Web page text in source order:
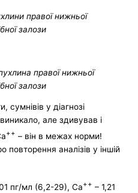
правої нижньої
залози
правої нижньої
залози
сумнівів у діагнозі
але здивував і
++ – він в межах норми!
аналізів у іншій
пг/мл (6,2-29), Са++ – 1,21